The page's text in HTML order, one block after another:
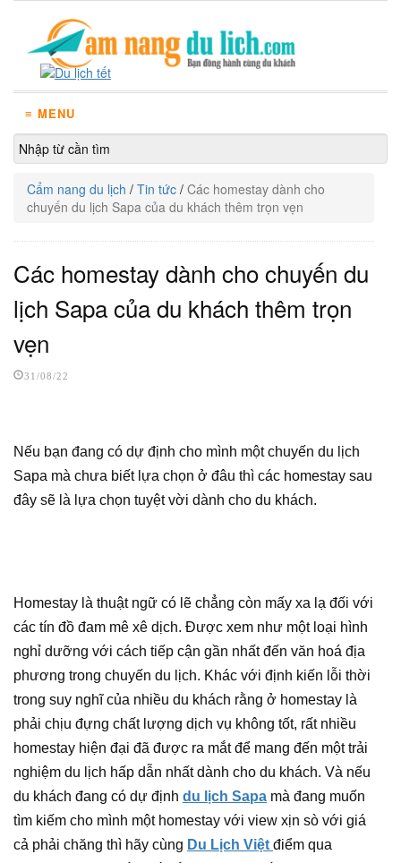
≡ MENU
Cẩm nang du lịch / Tin tức / Các homestay dành cho
chuyến du lịch Sapa của du khách thêm trọn vẹn
Các homestay dành cho chuyến du
lịch Sapa của du khách thêm trọn
vẹn
31/08/22
Nếu bạn đang có dự định cho mình một chuyến du lịch
Sapa mà chưa biết lựa chọn ở đâu thì các homestay sau
đây sẽ là lựa chọn tuyệt vời dành cho du khách.
Homestay là thuật ngữ có lẽ chẳng còn mấy xa lạ đối với
các tín đồ đam mê xê dịch. Được xem như một loại hình
nghỉ dưỡng với cách tiếp cận gần nhất đến văn hoá địa
phương trong chuyến du lịch. Khác với định kiến lỗi thời
trong suy nghĩ của nhiều du khách rằng ở homestay là
phải chịu đựng chất lượng dịch vụ không tốt, rất nhiều
homestay hiện đại đã được ra mắt để mang đến một trải
nghiệm du lịch hấp dẫn nhất dành cho du khách. Và nếu
du khách đang có dự định du lịch Sapa mà đang muốn
tìm kiếm cho mình một homestay với view xịn sò với giá
cả phải chăng thì hãy cùng Du Lịch Việt điểm qua